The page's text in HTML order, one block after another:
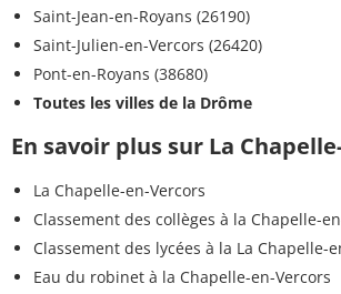
Saint-Jean-en-Royans (26190)
Saint-Julien-en-Vercors (26420)
Pont-en-Royans (38680)
Toutes les villes de la Drôme
En savoir plus sur La
La Chapelle-en-Vercors
Classement des collèges à la Chapelle-
Classement des lycées à la La Chapelle-
Eau du robinet à la Chapelle-en-Vercors